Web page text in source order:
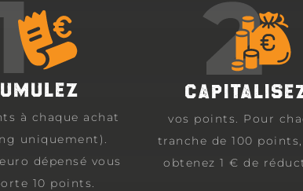
à chaque achat
uniquement).
dépensé vous
10 points.
vos points. Pour
tranche de 100
obtenez 1 € de